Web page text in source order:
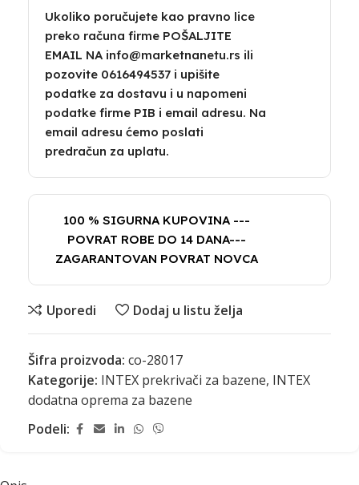
Ukoliko poručujete kao pravno lice
preko računa firme POŠALJITE
EMAIL NA info@marketnanetu.rs ili
pozovite 0616494537 i upišite
podatke za dostavu i u napomeni
podatke firme PIB i email adresu. Na
email adresu ćemo poslati
predračun za uplatu.
100 % SIGURNA KUPOVINA ---
POVRAT ROBE DO 14 DANA---
ZAGARANTOVAN POVRAT NOVCA
Uporedi Dodaj u listu želja
Šifra proizvoda: co-28017
Kategorije: INTEX prekrivači za bazene, INTEX
dodatna oprema za bazene
Podeli: